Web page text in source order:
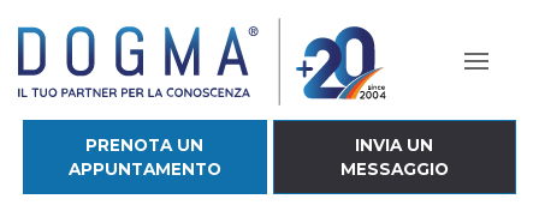
PRENOTA UN
APPUNTAMENTO
INVIA UN
MESSAGGIO